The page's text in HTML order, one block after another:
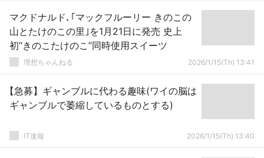
マクドナルド､｢マックフルーリー きのこの
山とたけのこの里｣を1月21日に発売 史上
初“きのこたけのこ”同時使用スイーツ
理想ちゃんねる 2026/1/15(Th) 13:41
【急募】ギャンブルに代わる趣味(ワイの脳は
ギャンブルで萎縮しているものとする)
IT速報 2026/1/15(Th) 13:40